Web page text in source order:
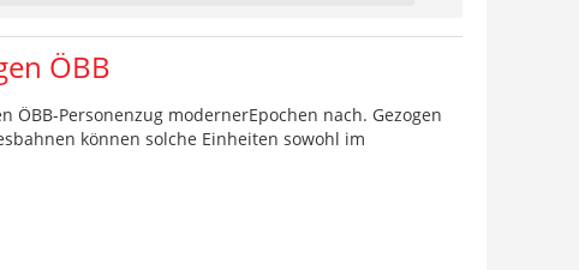
ÖBB
ÖBB-Personenzug modernerEpochen nach. Gezogen
können solche Einheiten sowohl im